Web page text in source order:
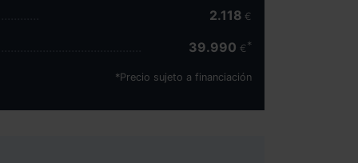
2.118 €
39.990 €
*Precio sujeto a financiación